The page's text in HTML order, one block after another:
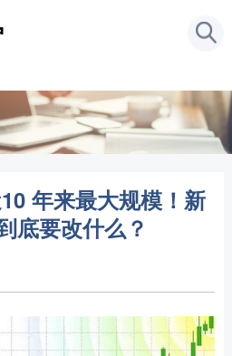
年来最大规模！新
底要改什么？